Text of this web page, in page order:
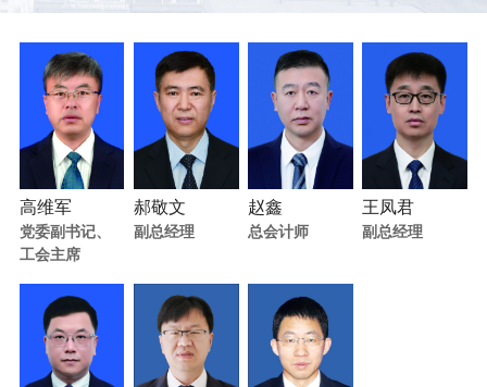
高维军
党委副书记、
工会主席
郝敬文
副总经理
赵鑫
总会计师
王凤君
副总经理